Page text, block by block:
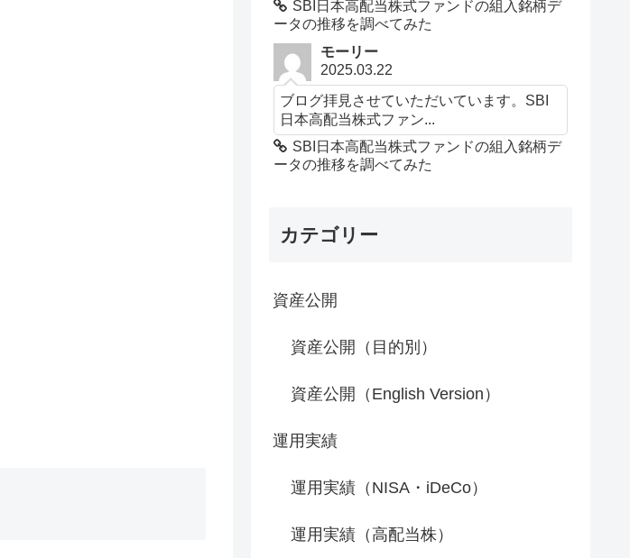
SBI日本高配当株式ファンドの組入銘柄デ
ータの推移を調べてみた
モーリー
2025.03.22
ブログ拝見させていただいています。SBI
日本高配当株式ファン...
SBI日本高配当株式ファンドの組入銘柄デ
ータの推移を調べてみた
カテゴリー
資産公開
資産公開（目的別）
資産公開（English Version）
運用実績
運用実績（NISA・iDeCo）
運用実績（高配当株）